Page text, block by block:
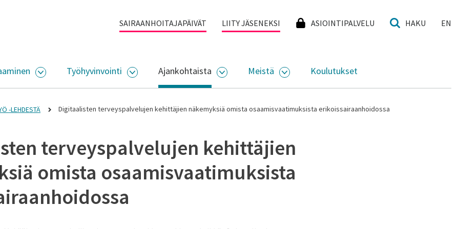
SAIRAANHOITAJAPÄIVÄT LIITY JÄSENEKSI ASIOINTIPALVELU HAKU EN
AVAA ALASIVUJEN VALIKKO
Työhyvinvointi
AVAA ALASIVUJEN VALIKKO
Ajankohtaista
AVAA ALASIVUJEN VALIKKO
Meistä
AVAA ALASIVUJEN VALIKKO
Koulutukset
-LEHDESTÄ Digitaalisten terveyspalvelujen kehittäjien näkemyksiä omista osaamisvaatimuksista erikoissairaanhoidossa
terveyspalvelujen kehittäjien
omista osaamisvaatimuksista